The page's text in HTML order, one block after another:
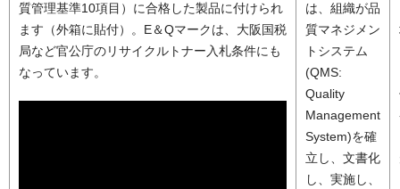
質管理基準10項目）に合格した製品に付けられ
ます（外箱に貼付）。E＆Qマークは、大阪国税
局など官公庁のリサイクルトナー入札条件にも
なっています。
は、組織が品
質マネジメン
トシステム
(QMS:
Quality
Management
System)を確
立し、文書化
し、実施し、